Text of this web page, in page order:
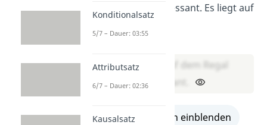
Das Buch ist interessant. Es liegt auf
Das Buch, das auf dem Regal
liegt, ist interessant.
alle Lösungen einblenden
Konditionalsatz
5/7 – Dauer: 03:55
Attributsatz
6/7 – Dauer: 02:36
Kausalsatz